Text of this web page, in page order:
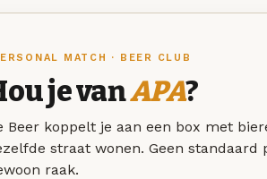
MATCH · BEER CLUB
je vanAPA?
Beer koppelt je aan een box met
straat wonen. Geen standaard
raak.